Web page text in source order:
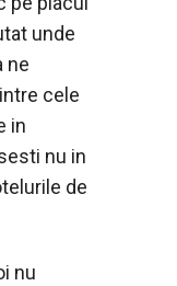
unde
ne
cele
in
nu in
de
nu